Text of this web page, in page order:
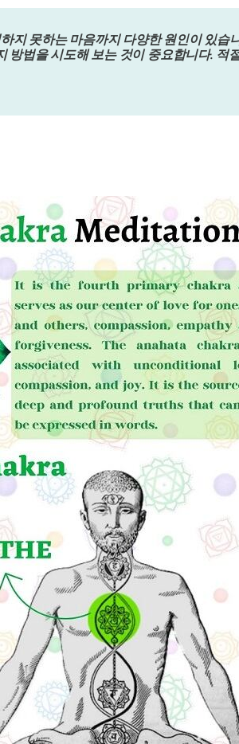
지 못하는 마음까지 다양한 원인이 있습
법을 시도해 보는 것이 중요합니다. 적